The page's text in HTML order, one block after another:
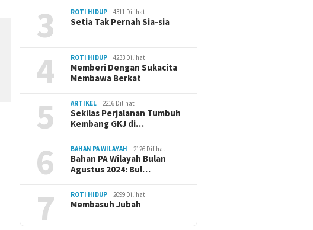
3 ROTI HIDUP 4311 Dilihat
Setia Tak Pernah Sia-sia
4 ROTI HIDUP 4233 Dilihat
Memberi Dengan Sukacita
Membawa Berkat
5 ARTIKEL 2216 Dilihat
Sekilas Perjalanan Tumbuh
Kembang GKJ di…
6 BAHAN PA WILAYAH 2126 Dilihat
Bahan PA Wilayah Bulan
Agustus 2024: Bul…
7 ROTI HIDUP 2099 Dilihat
Membasuh Jubah